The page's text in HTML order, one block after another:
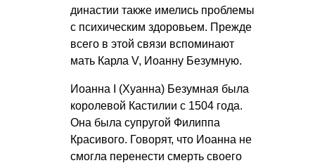
династии также имелись проблемы
с психическим здоровьем. Прежде
всего в этой связи вспоминают
мать Карла V, Иоанну Безумную.
Иоанна I (Хуанна) Безумная была
королевой Кастилии с 1504 года.
Она была супругой Филиппа
Красивого. Говорят, что Иоанна не
смогла перенести смерть своего